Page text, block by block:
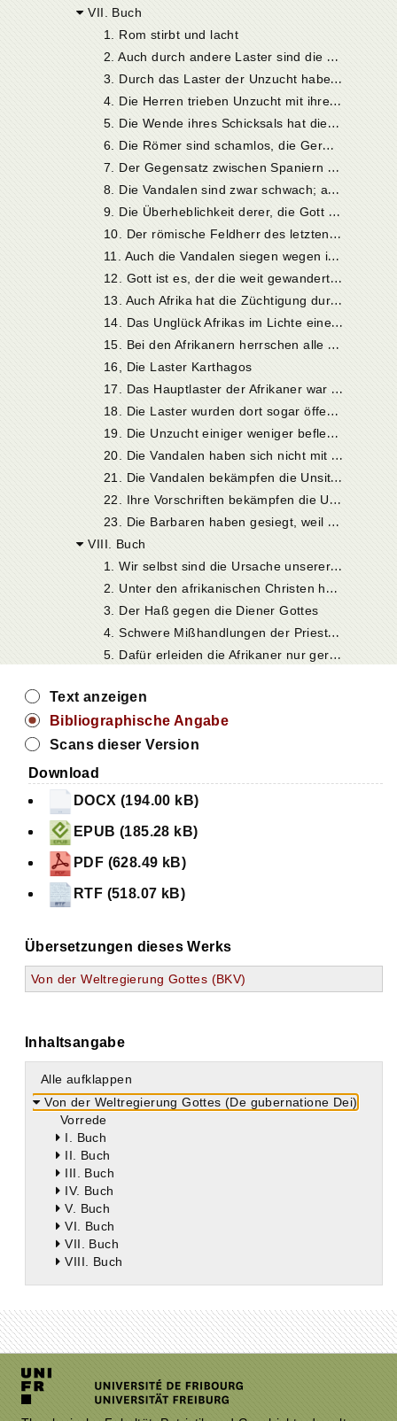
VII. Buch
1. Rom stirbt und lacht
2
. Auch durch andere Laster sind die Römer schlechter als die Barbaren, die jetzt mit Recht die herrlichsten Länder besitzen
3
. Durch das Laster der Unzucht haben sich besonders die Aquitanier befleckt
4
. Die Herren trieben Unzucht mit ihren Sklavinnen
5
. Die Wende ihres Schicksals hat diese Menschen nicht gebessert
6
. Die Römer sind schamlos, die Germanen keusch
7
. Der Gegensatz zwischen Spaniern und Vandalen
8
. Die Vandalen sind zwar schwach; aber nach den Zeugnissen der Heiligen Schrift hat Gott oft den Schwachen den Sieg verliehen
9
. Die Überheblichkeit derer, die Gott nicht die Ehre geben, wird bestraft
1
0. Der römische Feldherr des letzten Krieges ist ein Beispiel dafür
1
1. Auch die Vandalen siegen wegen ihrer Demut und Frömmigkeit
1
2. Gott ist es, der die weit gewanderten Vandalen zu VolIziehern seines Gerichtes macht
1
3. Auch Afrika hat die Züchtigung durch sie vollauf verdient
1
4. Das Unglück Afrikas im Lichte einer Prophetie Ezechiels
1
5. Bei den Afrikanern herrschen alle Laster in höchstem Maße
16, Die Laster Karthagos
1
7. Das Hauptlaster der Afrikaner war die Unzucht in allen Formen
1
8. Die Laster wurden dort sogar öffentlich verübt
1
9. Die Unzucht einiger weniger befleckt das ganze Volk
2
0. Die Vandalen haben sich nicht mit widernatürlichen Lastern befleckt
2
1. Die Vandalen bekämpfen die Unsittlichkeit, indem sie im Gegensatz zu den Römern ihre eigenen Gesetze befolgen
2
2. Ihre Vorschriften bekämpfen die Unsittlichkeit in vollem Umfang
2
3. Die Barbaren haben gesiegt, weil sie anderen sittlichen Grundsätzen huldigten als die Griechen und Römer
VIII. Buch
1
. Wir selbst sind die Ursache unserer Leiden
2
. Unter den afrikanischen Christen herrscht noch Götzendienst
3. Der Haß gegen die Diener Gottes
4
. Schwere Mißhandlungen der Priester und Mönche
5
. Dafür erleiden die Afrikaner nur gerechte Strafe
Text anzeigen
Bibliographische Angabe
Scans dieser Version
Download
DOCX (194.00 kB)
EPUB (185.28 kB)
PDF (628.49 kB)
RTF (518.07 kB)
Übersetzungen dieses Werks
Von der Weltregierung Gottes (BKV)
Inhaltsangabe
Alle aufklappen
Von der Weltregierung Gottes (De gubernatione Dei)
Vorrede
I. Buch
II. Buch
III. Buch
IV. Buch
V. Buch
VI. Buch
VII. Buch
VIII. Buch